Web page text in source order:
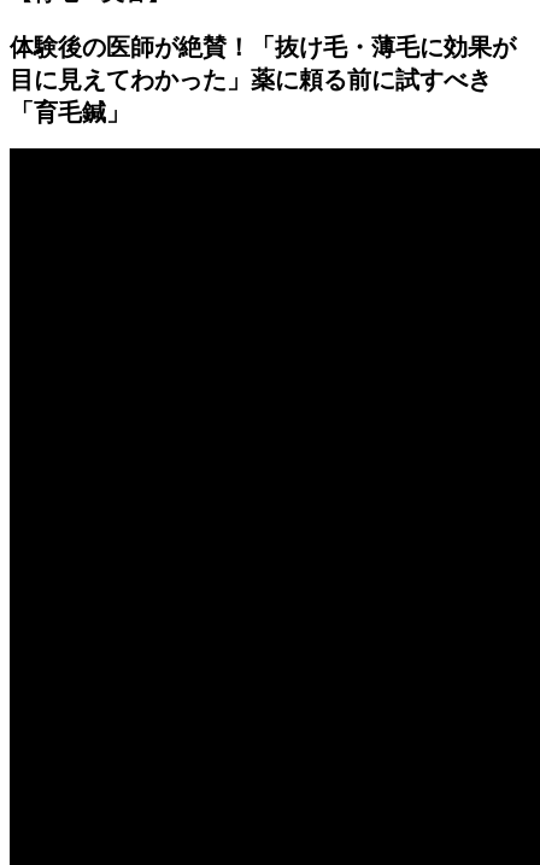
体験後の医師が絶賛！「抜け毛・薄毛に効果が
目に見えてわかった」薬に頼る前に試すべき
「育毛鍼」